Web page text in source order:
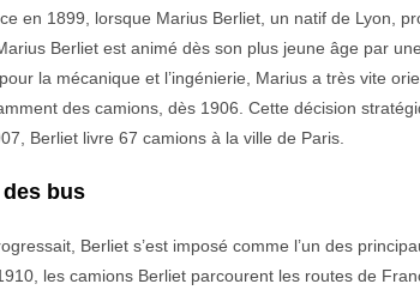
en 1899, lorsque Marius Berliet, un natif de Lyon,
Berliet est animé dès son plus jeune âge par
la mécanique et l’ingénierie, Marius a très vite
des camions, dès 1906. Cette décision
Berliet livre 67 camions à la ville de Paris.
des bus
Berliet s’est imposé comme l’un des
les camions Berliet parcourent les routes de